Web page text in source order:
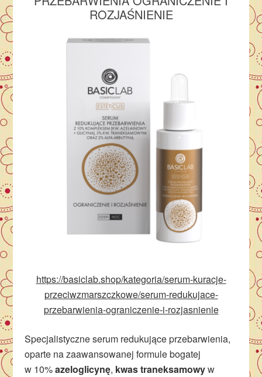
ROZJAŚNIENIE
https://basiclab.shop/kategoria/serum-kuracje-
przeciwzmarszczkowe/serum-redukujace-
przebarwienia-ograniczenie-i-rozjasnienie
Specjalistyczne serum redukujące przebarwienia,
oparte na zaawansowanej formule bogatej
w 10%azeloglicynę, kwas traneksamowyw